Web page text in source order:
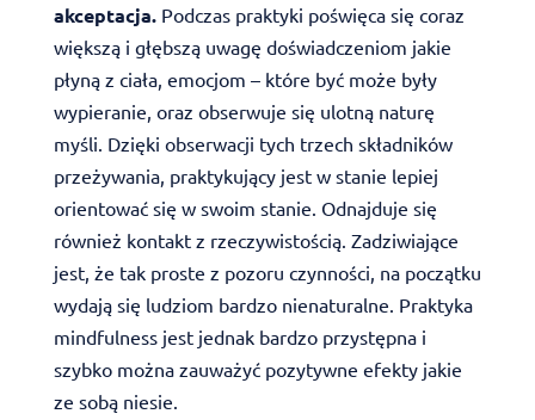
akceptacja.Podczas praktyki poświęca się coraz
większą i głębszą uwagę doświadczeniom jakie
płyną z ciała, emocjom – które być może były
wypieranie, oraz obserwuje się ulotną naturę
myśli. Dzięki obserwacji tych trzech składników
przeżywania, praktykujący jest w stanie lepiej
orientować się w swoim stanie. Odnajduje się
również kontakt z rzeczywistością. Zadziwiające
jest, że tak proste z pozoru czynności, na początku
wydają się ludziom bardzo nienaturalne. Praktyka
mindfulness jest jednak bardzo przystępna i
szybko można zauważyć pozytywne efekty jakie
ze sobą niesie.